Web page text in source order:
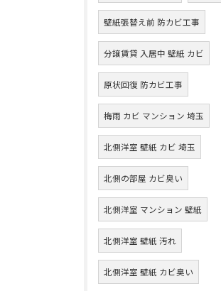
壁紙張替え前 防カビ工事
分譲賃貸 入居中 壁紙 カビ
原状回復 防カビ工事
梅雨 カビ マンション 埼玉
北側洋室 壁紙 カビ 埼玉
北側の部屋 カビ臭い
北側洋室 マンション 壁紙
北側洋室 壁紙 汚れ
北側洋室 壁紙 カビ臭い